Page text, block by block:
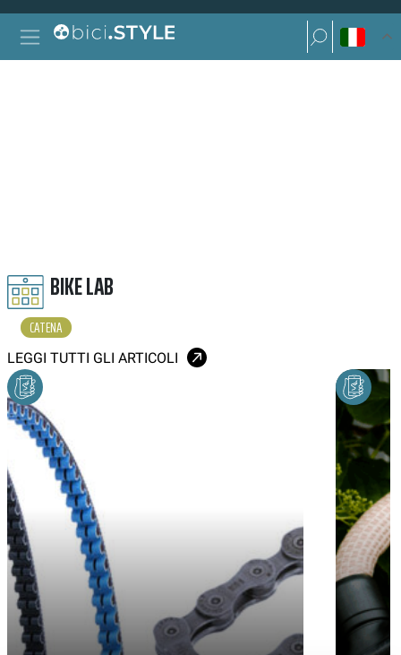
Vai al contenuto
Navigazione principale
Ricerca per:
Ricerca per:
BIKE LAB
CATENA
LEGGI TUTTI GLI ARTICOLI